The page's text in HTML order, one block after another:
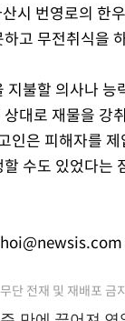
시 번영로의 한
고 무전취식을
불할 의사나
대로 재물을 강
인은 피해자를
수도 있었다는
단 전재 및 재배포 금